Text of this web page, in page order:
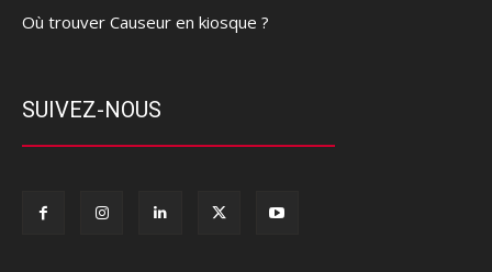
Où trouver Causeur en kiosque ?
SUIVEZ-NOUS